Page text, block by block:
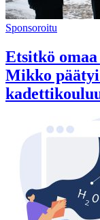
Sponsoroitu
Etsitkö
Mikko